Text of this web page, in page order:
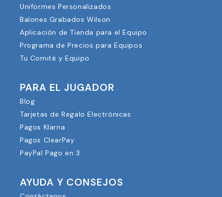
Uniformes Personalizados
Balones Grabados Wilson
Aplicación de Tienda para el Equipo
Programa de Precios para Equipos
Tu Comité y Equipo
PARA EL JUGADOR
Blog
Tarjetas de Regalo Electrónicas
Pagos Klarna
Pagos ClearPay
PayPal Pago en 3
AYUDA Y CONSEJOS